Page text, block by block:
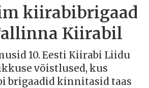
kiirabibrigaad
Kiirabil
10. Eesti Kiirabi Liidu
võistlused, kus
brigaadid kinnitasid taas